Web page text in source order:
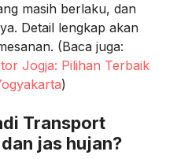
masih berlaku, dan
Detail lengkap akan
(Baca juga:
Jogja: Pilihan Terbaik
)
Transport
jas hujan?